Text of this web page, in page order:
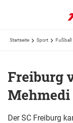
Startseite Sport Fußball
Freiburg
Der SC Freiburg